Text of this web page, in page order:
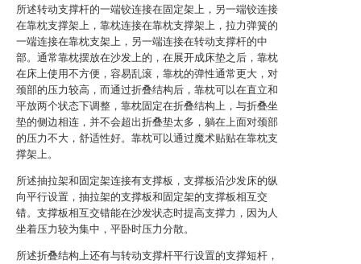
所述转动支撑杆的一端铰连接在固定架上，另一端铰连接
在靠枕支撑架上，靠枕连接在靠枕支撑架上，拉力弹簧的
一端连接在靠枕支架上，另一端连接在转动支撑杆的中
部。通常靠枕摆放在沙发上的，在展开成床垫之后，靠枕
在床上使用不方便，容易乱滚，靠枕的弹性通常更大，对
颈部的压力较高，而通过折叠结构后，靠枕可以在直立和
平放两个状态下调整，靠枕固定在折叠结构上，与折叠坐
垫的侧边相连，并不会超出折叠垫太多，躺在上面对颈部
的压力不大，舒适性好。靠枕可以通过魔术贴贴在靠枕支
撑架上。
所述抽拉架和固定架连接有支撑板，支撑板沿沙发床的纵
向平行设置，抽拉架的支撑板和固定架的支撑板相互交
错。支撑板相互交错能在沙发状态时提高支撑力，因为人
坐着压力较为集中，平卧时压力分散。
所述折叠结构上还有与转动支撑杆平行设置的支撑短杆，